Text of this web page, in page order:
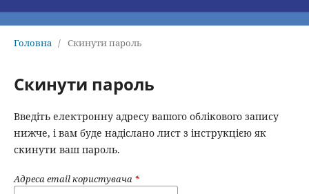
Головна / Скинути пароль
Скинути пароль
Введіть електронну адресу вашого облікового запису
нижче, і вам буде надіслано лист з інструкцією як
скинути ваш пароль.
Адреса email користувача *